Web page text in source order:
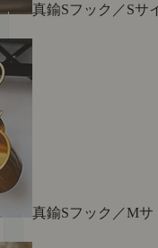
真鍮Sフック／Sサ
真鍮Sフック／Mサ